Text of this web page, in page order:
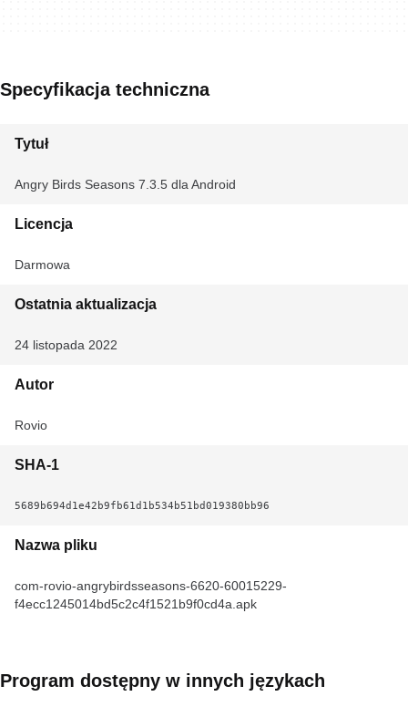
Specyfikacja techniczna
Tytuł
Angry Birds Seasons 7.3.5 dla Android
Licencja
Darmowa
Ostatnia aktualizacja
24 listopada 2022
Autor
Rovio
SHA-1
5689b694d1e42b9fb61d1b534b51bd019380bb96
Nazwa pliku
com-rovio-angrybirdsseasons-6620-60015229-
f4ecc1245014bd5c2c4f1521b9f0cd4a.apk
Program dostępny w innych językach